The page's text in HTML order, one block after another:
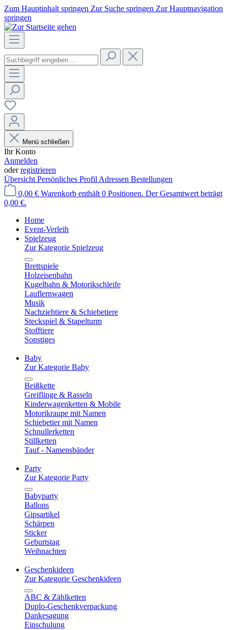
Zum Hauptinhalt springen Zur Suche springen Zur Hauptnavigation
springen
Menü schließen
Ihr Konto
Anmelden
oderregistrieren
Übersicht Persönliches Profil Adressen Bestellungen
0,00 € Warenkorb enthält 0 Positionen. Der Gesamtwert beträgt
0,00 €.
Home
Event-Verleih
Spielzeug
Zur Kategorie Spielzeug
Brettspiele
Holzeisenbahn
Kugelbahn & Motorikschleife
Lauflernwagen
Musik
Nachziehtiere & Schiebetiere
Steckspiel & Stapelturm
Stofftiere
Sonstiges
Baby
Zur Kategorie Baby
Beißkette
Greiflinge & Rasseln
Kinderwagenketten & Mobile
Motorikraupe mit Namen
Schiebetier mit Namen
Schnullerketten
Stillketten
Tauf - Namensbänder
Party
Zur Kategorie Party
Babyparty
Ballons
Gipsartikel
Schärpen
Sticker
Geburtstag
Weihnachten
Geschenkideen
Zur Kategorie Geschenkideen
ABC & Zählketten
Duplo-Geschenkverpackung
Dankesagung
Einschulung